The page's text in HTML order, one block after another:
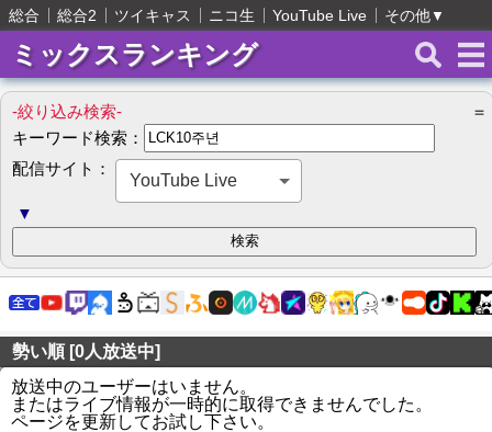
総合 総合2 ツイキャス ニコ生 YouTube Live その他▼
ミックスランキング
-絞り込み検索-
＝
キーワード検索：
配信サイト：
YouTube Live
▼
勢い順 [0人放送中]
放送中のユーザーはいません。
またはライブ情報が一時的に取得できませんでした。
ページを更新してお試し下さい。